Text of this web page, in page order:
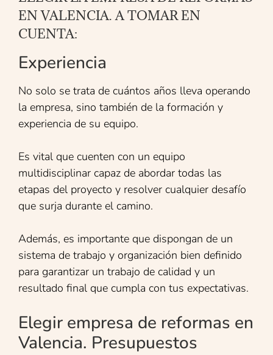
EN VALENCIA. A TOMAR EN
CUENTA:
Experiencia
No solo se trata de cuántos años lleva operando
la empresa, sino también de la formación y
experiencia de su equipo.
Es vital que cuenten con un equipo
multidisciplinar capaz de abordar todas las
etapas del proyecto y resolver cualquier desafío
que surja durante el camino.
Además, es importante que dispongan de un
sistema de trabajo y organización bien definido
para garantizar un trabajo de calidad y un
resultado final que cumpla con tus expectativas.
Elegir empresa de reformas en
Valencia. Presupuestos